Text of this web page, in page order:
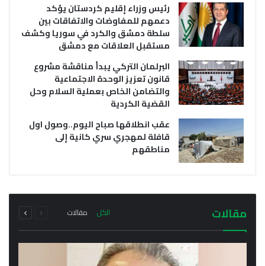
رئيس وزراء إقليم كردستان يؤكد
دعمهم للمفاوضات والاتفاقات بين
سلطة دمشق والكرد في سوريا وكشف
مستقبل العلاقات مع دمشق
البرلمان التركي يبدأ مناقشة مشروع
قانون تعزيز الوحدة الاجتماعية
والتضامن الخاص بعملية السلام وحل
القضية الكردية
عقب انطلاقها صباح اليوم..وصول اول
قافلة لمهجري سري كانية إلى
مناطقهم
مجموع
أغسطس 10, 2026
مجموع
أغسطس 10, 2026
سيامند عفرين يؤكد اعتقال عدد من المعتدين على
مقالات الكل مقالات الصفحةالصفحة